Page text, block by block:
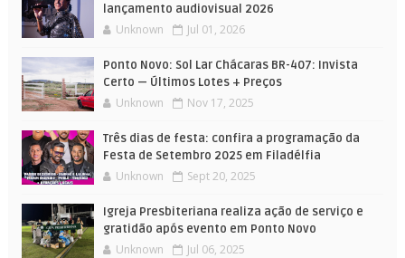
lançamento audiovisual 2026
Unknown Jul 01, 2026
Ponto Novo: Sol Lar Chácaras BR-407: Invista
Certo — Últimos Lotes + Preços
Unknown Nov 17, 2025
Três dias de festa: confira a programação da
Festa de Setembro 2025 em Filadélfia
Unknown Sept 20, 2025
Igreja Presbiteriana realiza ação de serviço e
gratidão após evento em Ponto Novo
Unknown Jul 06, 2025